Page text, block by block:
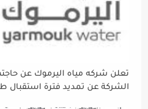
تعلن شركه مياه اليرموك عن
الشركة عن تمديد فترة استقبال